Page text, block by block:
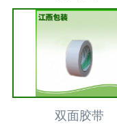
双面胶带